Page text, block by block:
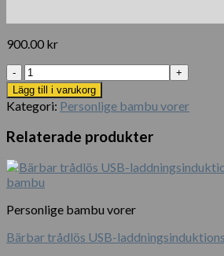
900.00 kr
Datorbambu
trådlös
mus
mängd
Lägg till i varukorg
Kategori: Personlige bambu vorer
Relaterade produkter
Personlige bambu vorer
Bärbar trådlös USB-